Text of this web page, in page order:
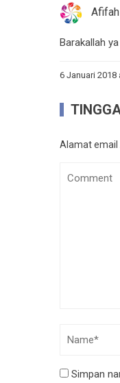
Barakallah
6 Januari 2018
Alamat email
Simpan